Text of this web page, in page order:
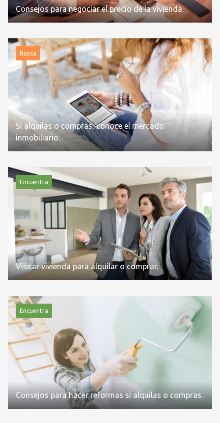
Consejos para negociar el precio de la vivienda.
Busca
Si alquilas o compras, conoce el mercado
inmobiliario.
Encuentra
Visitar vivienda para alquilar o comprar.
Encuentra
Consejos para hacer reformas si alquilas o compras.